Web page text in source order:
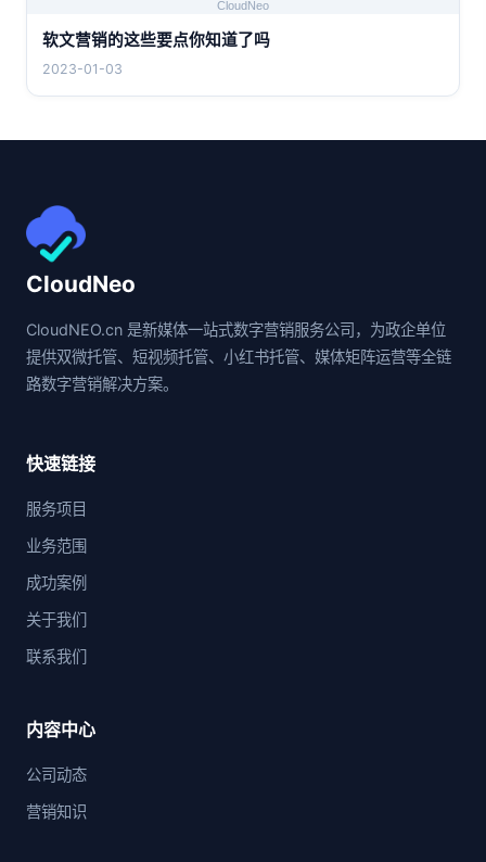
软文营销的这些要点你知道了吗
2023-01-03
CloudNeo
CloudNEO.cn 是新媒体一站式数字营销服务公司，为政企单位
提供双微托管、短视频托管、小红书托管、媒体矩阵运营等全链
路数字营销解决方案。
快速链接
服务项目
业务范围
成功案例
关于我们
联系我们
内容中心
公司动态
营销知识